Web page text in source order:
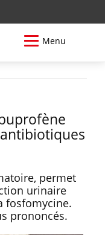
Menu
permet
urinaire
fosfomycine.
prononcés.